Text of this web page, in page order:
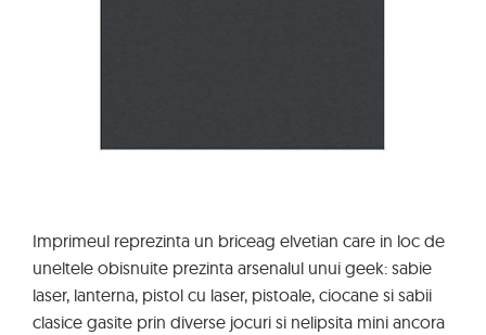
Imprimeul reprezinta un briceag elvetian care in loc de
uneltele obisnuite prezinta arsenalul unui geek: sabie
laser, lanterna, pistol cu laser, pistoale, ciocane si sabii
clasice gasite prin diverse jocuri si nelipsita mini ancora